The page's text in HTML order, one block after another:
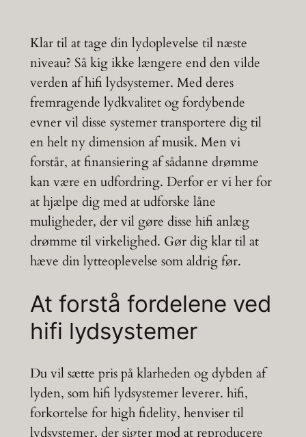
Klar til at tage din lydoplevelse til næste
niveau? Så kig ikke længere end den vilde
verden af hifi lydsystemer. Med deres
fremragende lydkvalitet og fordybende
evner vil disse systemer transportere dig til
en helt ny dimension af musik. Men vi
forstår, at finansiering af sådanne drømme
kan være en udfordring. Derfor er vi her for
at hjælpe dig med at udforske låne
muligheder, der vil gøre disse hifi anlæg
drømme til virkelighed. Gør dig klar til at
hæve din lytteoplevelse som aldrig før.
At forstå fordelene ved
hifi lydsystemer
Du vil sætte pris på klarheden og dybden af
lyden, som hifi lydsystemer leverer. hifi,
forkortelse for high fidelity, henviser til
lydsystemer, der sigter mod at reproducere